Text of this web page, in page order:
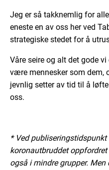
Jeg er så takknemlig for
eneste en av oss her ved
strategiske stedet for å
Våre seire og alt det gode
være mennesker som dem,
jevnlig setter av tid til å
oss.
* Ved publiseringstidspunkt
koronautbruddet
også i mindre grupper.